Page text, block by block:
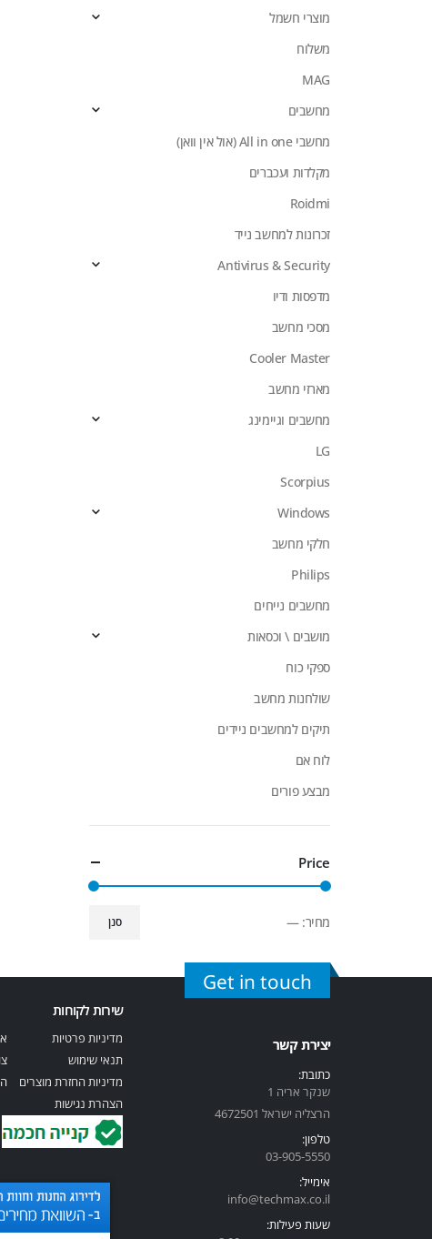
מוצרי חשמל
משלוח
MAG
מחשבים
מחשבי All in one (אול אין וואן)
מקלדות ועכברים
Roidmi
זכרונות למחשב נייד
Antivirus & Security
מדפסות ודיו
מסכי מחשב
Cooler Master
מארזי מחשב
מחשבים וגיימינג
LG
Scorpius
Windows
חלקי מחשב
Philips
מחשבים נייחים
מושבים \ וכסאות
ספקי כוח
שולחנות מחשב
תיקים למחשבים ניידים
לוח אם
מבצע פורים
Price
סנן מחיר:—
Get in touch
יצירת קשר
כתובת:
שנקר אריה 1
הרצליה ישראל 4672501
טלפון:
03-905-5550
אימייל:
info@techmax.co.il
שעות פעילות:
שירות לקוחות
מדיניות פרטיות
תנאי שימוש
מדיניות החזרת מוצרים
הצהרת נגישות